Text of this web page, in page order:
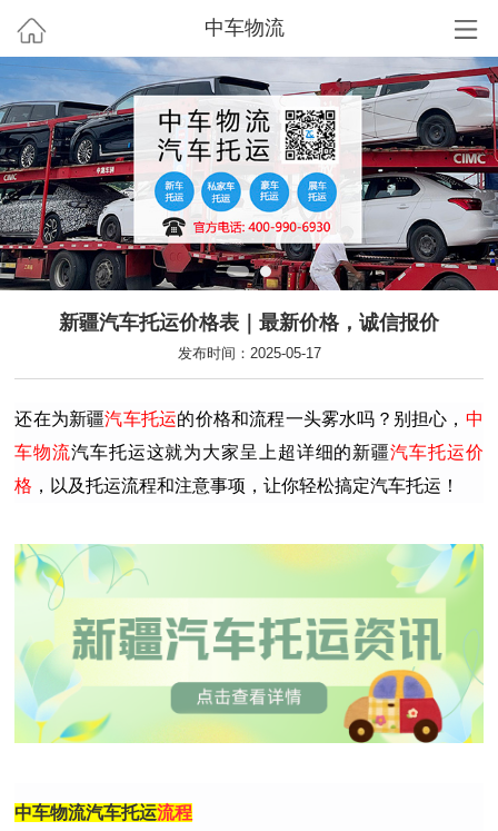
中车物流
新疆汽车托运价格表｜最新价格，诚信报价
发布时间：2025-05-17
还在为新疆汽车托运的价格和流程一头雾水吗？别担心， 中
车物流汽车托运这就为大家呈上超详细的新疆汽车托运价
格 ，以及托运流程和注意事项，让你轻松搞定汽车托运！
中车物流汽车托运流程